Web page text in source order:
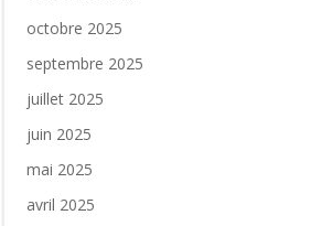
octobre 2025
septembre 2025
juillet 2025
juin 2025
mai 2025
avril 2025